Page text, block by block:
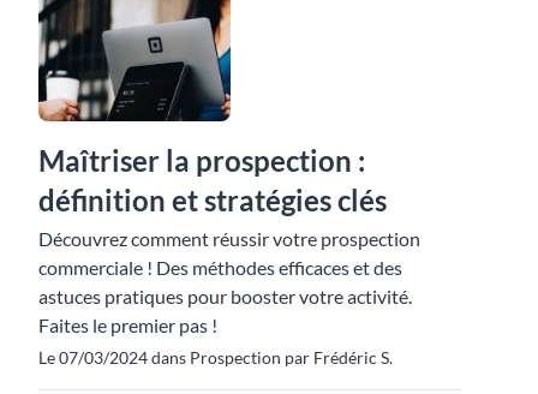
Maîtriser la prospection :
définition et stratégies clés
Découvrez comment réussir votre prospection
commerciale ! Des méthodes efficaces et des
astuces pratiques pour booster votre activité.
Faites le premier pas !
Le 07/03/2024 dans Prospection par Frédéric S.